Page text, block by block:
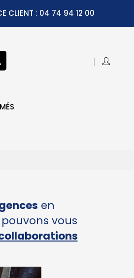
CLIENT : 04 74 94 12 00
en
vous